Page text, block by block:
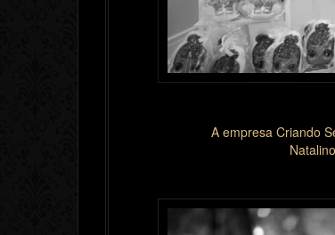
A empresa Criando